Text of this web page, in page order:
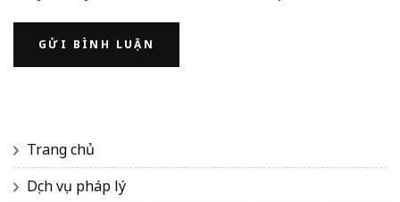
Trang chủ
Dịch vụ pháp lý